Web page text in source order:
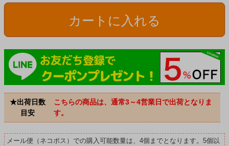
カートに入れる
★出荷日数
目安
こちらの商品は、通常3～4営業日で出荷となりま
す。
メール便（ネコポス）での購入可能数量は、4個までとなります。5個以